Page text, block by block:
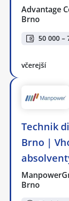
Advantage
Brno
50 000 –
včerejší
Technik
Brno |
Brno